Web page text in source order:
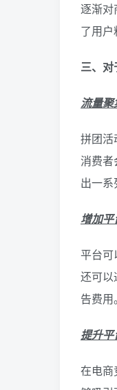
逐渐对
了用户
三、对
流量
拼团活
消费者
出一
增加
平台可
还可以
告费用
提升平
在电商